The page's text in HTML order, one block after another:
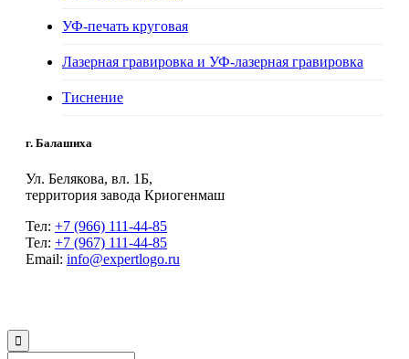
УФ-печать круговая
Лазерная гравировка и УФ-лазерная гравировка
Тиснение
г. Балашиха
Ул. Белякова, вл. 1Б,
территория завода Криогенмаш
Тел: +7 (966) 111-44-85
Тел: +7 (967) 111-44-85
Email: info@expertlogo.ru
